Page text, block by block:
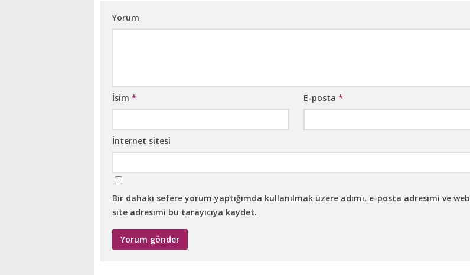
Yorum
İsim * E-posta*
İnternet sitesi
Bir dahaki sefere yorum yaptığımda kullanılmak üzere adımı, e-posta adresimi ve web
site adresimi bu tarayıcıya kaydet.